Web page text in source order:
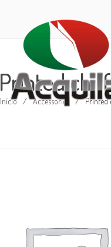
Printed
Início / Accessories / Printed